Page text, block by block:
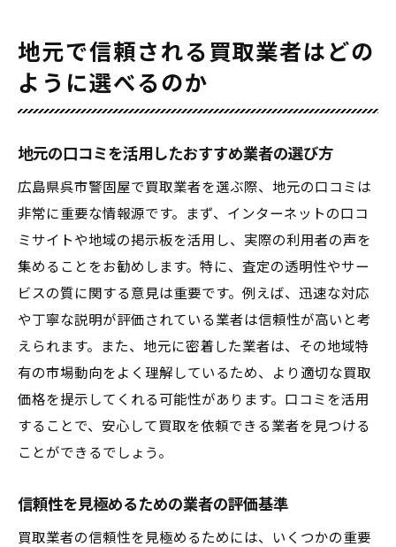
ト
地元密着型の業者が提供するメリット
オンラインレビューを活用した選定方法
広島県呉市警固屋で安全な買取体験をするため
必要書類の準備と確認事項
商品の状態を最適に保つための対策
市場価格を知るための情報収集の方法
初めての買取で重視すべきポイント
見積もりを得る前に知っておくべきこと
安全な取引を行うための心構え
安心を感じる買取プロセスの流れとその重要性
スムーズな取引を実現するためのステップ
顧客サービスの質を評価する方法
契約内容の確認と理解の仕方
地元で信頼される買取業者はどの
ように選べるのか
地元の口コミを活用したおすすめ業者の選び方
広島県呉市警固屋で買取業者を選ぶ際、地元の口コミは
非常に重要な情報源です。まず、インターネットの口コ
ミサイトや地域の掲示板を活用し、実際の利用者の声を
集めることをお勧めします。特に、査定の透明性やサー
ビスの質に関する意見は重要です。例えば、迅速な対応
や丁寧な説明が評価されている業者は信頼性が高いと考
えられます。また、地元に密着した業者は、その地域特
有の市場動向をよく理解しているため、より適切な買取
価格を提示してくれる可能性があります。口コミを活用
することで、安心して買取を依頼できる業者を見つける
ことができるでしょう。
信頼性を見極めるための業者の評価基準
買取業者の信頼性を見極めるためには、いくつかの重要